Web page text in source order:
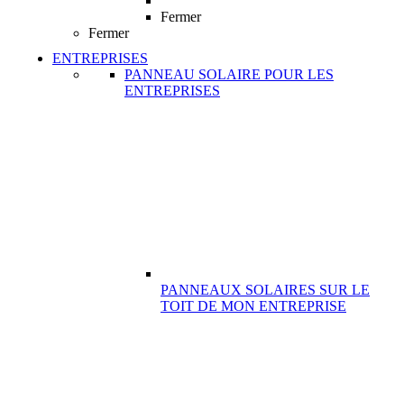
Fermer
Fermer
ENTREPRISES
PANNEAU SOLAIRE POUR LES
ENTREPRISES
PANNEAUX SOLAIRES SUR LE
TOIT DE MON ENTREPRISE